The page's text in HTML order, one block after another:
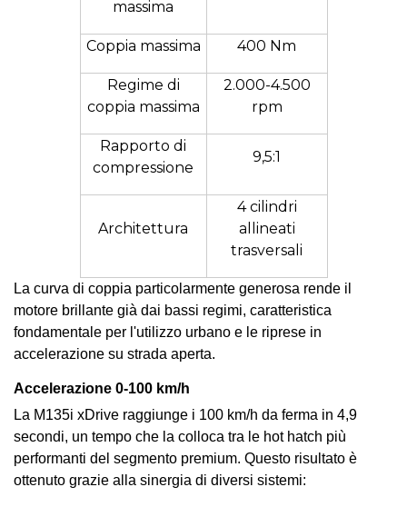
massima
Coppia massima 400 Nm
Regime di
coppia massima
2.000-4.500
rpm
Rapporto di
compressione
9,5:1
Architettura
4 cilindri
allineati
trasversali
La curva di coppia particolarmente generosa rende il
motore brillante già dai bassi regimi, caratteristica
fondamentale per l'utilizzo urbano e le riprese in
accelerazione su strada aperta.
Accelerazione 0-100 km/h
La M135i xDrive raggiunge i 100 km/h da ferma in 4,9
secondi, un tempo che la colloca tra le hot hatch più
performanti del segmento premium. Questo risultato è
ottenuto grazie alla sinergia di diversi sistemi: